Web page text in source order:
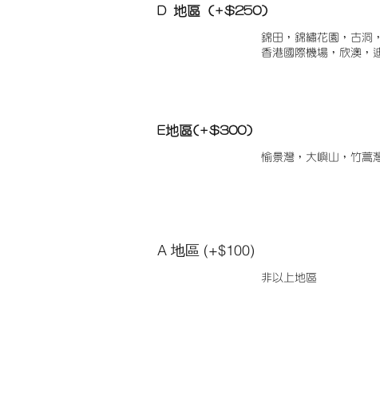
D 地區 (+$250)
錦田，錦繡花園，古洞
香港國際機場，欣澳，
E地區(+$300)
愉景灣，大嶼山，竹蒿
A 地區 (+$100)
非以上地區